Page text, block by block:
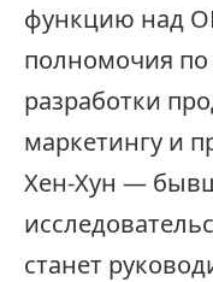
функцию над
полномочия по
разработки
маркетингу и
Хен-Хун —
станет